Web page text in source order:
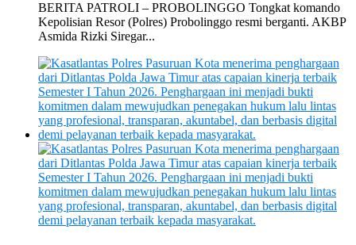
BERITA PATROLI – PROBOLINGGO Tongkat komando
Kepolisian Resor (Polres) Probolinggo resmi berganti. AKBP
Asmida Rizki Siregar...